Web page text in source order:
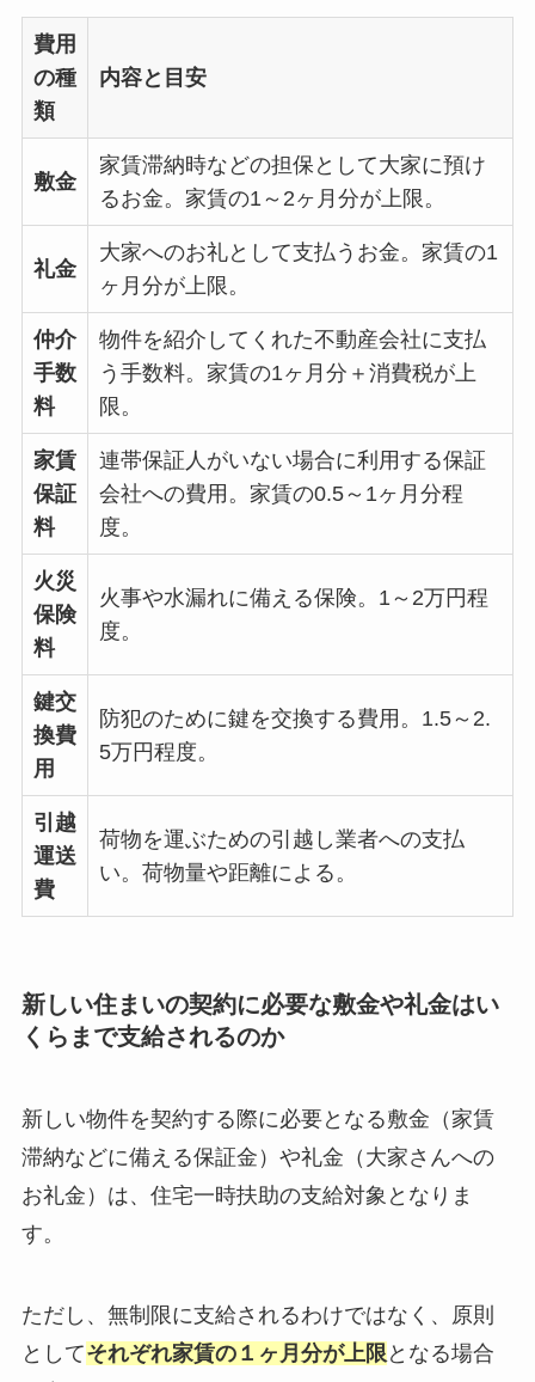
費用
の種
類
内容と目安
敷金
家賃滞納時などの担保として大家に預け
るお金。家賃の1～2ヶ月分が上限。
礼金
大家へのお礼として支払うお金。家賃の1
ヶ月分が上限。
仲介
手数
料
物件を紹介してくれた不動産会社に支払
う手数料。家賃の1ヶ月分＋消費税が上
限。
家賃
保証
料
連帯保証人がいない場合に利用する保証
会社への費用。家賃の0.5～1ヶ月分程
度。
火災
保険
料
火事や水漏れに備える保険。1～2万円程
度。
鍵交
換費
用
防犯のために鍵を交換する費用。1.5～2.
5万円程度。
引越
運送
費
荷物を運ぶための引越し業者への支払
い。荷物量や距離による。
新しい住まいの契約に必要な敷金や礼金はい
くらまで支給されるのか
新しい物件を契約する際に必要となる敷金（家賃
滞納などに備える保証金）や礼金（大家さんへの
お礼金）は、住宅一時扶助の支給対象となりま
す。
ただし、無制限に支給されるわけではなく、原則
としてそれぞれ家賃の１ヶ月分が上限 となる場合